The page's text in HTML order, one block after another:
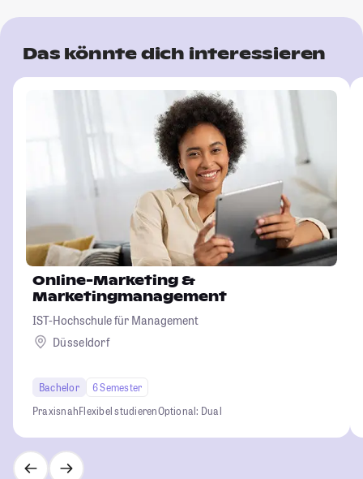
Das könnte dich interessieren
Online-Marketing &
Marketingmanagement
IST-Hochschule für Management
Düsseldorf
Bachelor
6 Semester
PraxisnahFlexibel studierenOptional: Dual